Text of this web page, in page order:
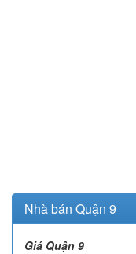
Nhà bán Quận 9
Giá Quận 9